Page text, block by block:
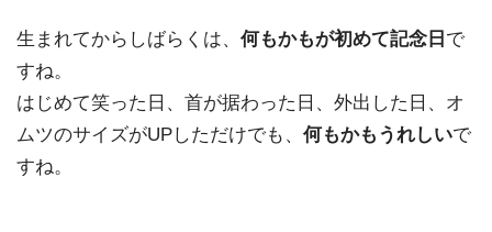
生まれてからしばらくは、 何もかもが初めて記念日 で
すね。
はじめて笑った日、首が据わった日、外出した日、オ
ムツのサイズがUPしただけでも、 何もかもうれしいで
すね。